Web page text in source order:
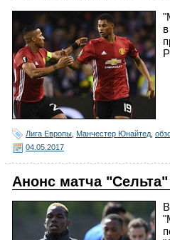
Лига Европы Манчестер Юнайтед
04.05.2017
Анонс матча